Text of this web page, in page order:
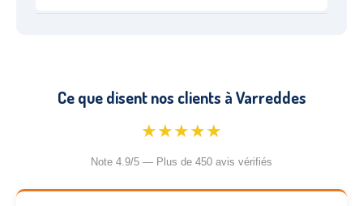
Ce que disent nos clients à Varreddes
★★★★★
Note 4.9/5 — Plus de 450 avis vérifiés